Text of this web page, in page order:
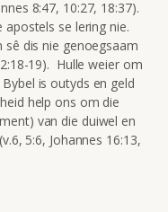
8:47, 10:27, 18:37).
apostels se lering nie.
sê dis nie genoegsaam
19). Hulle weier om
is outyds en geld
help ons om die
van die duiwel en
5:6, Johannes 16:13,